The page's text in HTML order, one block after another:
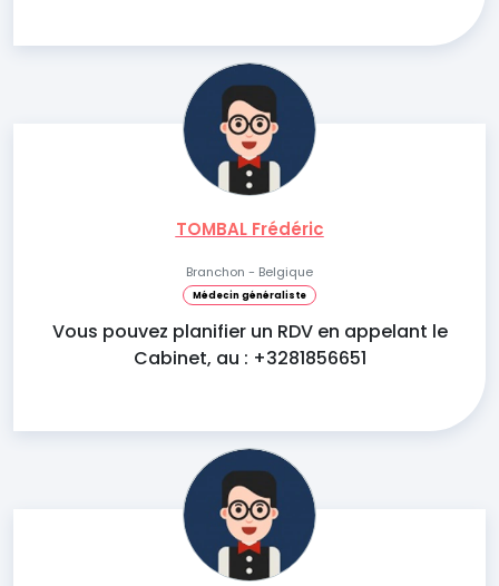
TOMBAL Frédéric
Branchon - Belgique
Médecin généraliste
Vous pouvez planifier un RDV en appelant le
Cabinet, au : +3281856651